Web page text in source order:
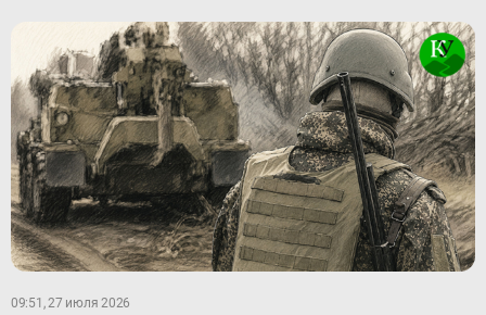
09:51, 27 июля 2026